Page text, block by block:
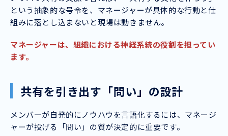
という抽象的な号令を、マネージャーが具体的な行動と仕
組みに落とし込まないと現場は動きません。
マネージャーは、組織における神経系統の役割を担ってい
ます。
共有を引き出す「問い」の設計
メンバーが自発的にノウハウを言語化するには、マネージ
ャーが投げる「問い」の質が決定的に重要です。